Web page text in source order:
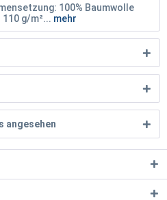
100% Baumwolle
g/m²... mehr
angesehen